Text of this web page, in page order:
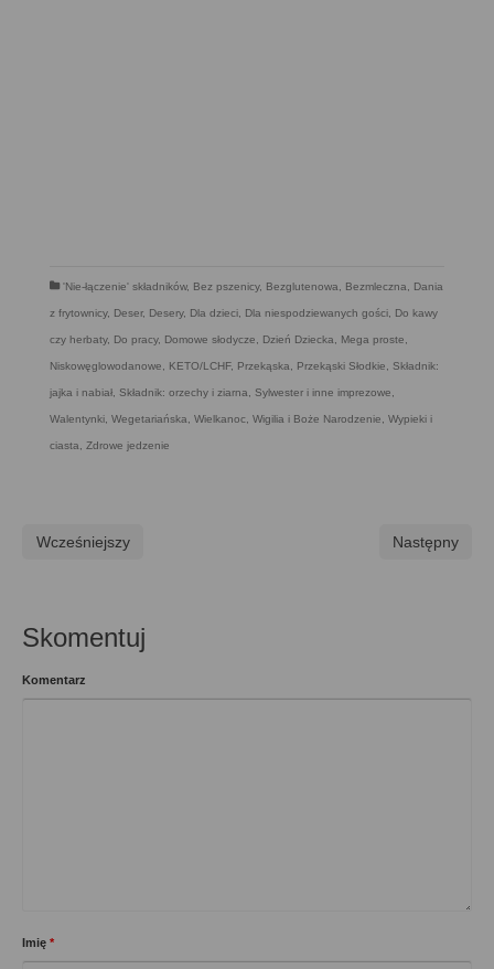
'Nie-łączenie' składników, Bez pszenicy, Bezglutenowa, Bezmleczna, Dania
z frytownicy, Deser, Desery, Dla dzieci, Dla niespodziewanych gości, Do kawy
czy herbaty, Do pracy, Domowe słodycze, Dzień Dziecka, Mega proste,
Niskowęglowodanowe, KETO/LCHF, Przekąska, Przekąski Słodkie, Składnik:
jajka i nabiał, Składnik: orzechy i ziarna, Sylwester i inne imprezowe,
Walentynki, Wegetariańska, Wielkanoc, Wigilia i Boże Narodzenie, Wypieki i
ciasta, Zdrowe jedzenie
Wcześniejszy Następny
Skomentuj
Komentarz
Imię *